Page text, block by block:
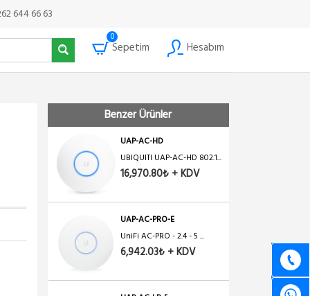
644 66 63
0
Sepetim Hesabım
Benzer Ürünler
UAP-AC-HD
UBIQUITI UAP-AC-HD 802.1...
16,970.80₺ + KDV
UAP-AC-PRO-E
UniFi AC-PRO - 2.4 - 5 ...
6,942.03₺ + KDV